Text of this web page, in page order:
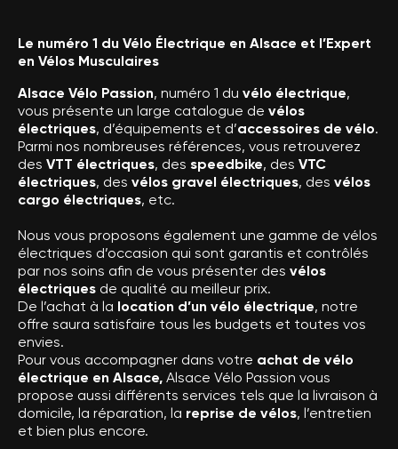
Le numéro 1 du Vélo Électrique en Alsace et l’Expert
en Vélos Musculaires
Alsace Vélo Passion, numéro 1 du vélo électrique,
vous présente un large catalogue de vélos
électriques, d’équipements et d’accessoires de vélo.
Parmi nos nombreuses références, vous retrouverez
des VTT électriques, des speedbike, des VTC
électriques, des vélos gravel électriques, des vélos
cargo électriques, etc.
Nous vous proposons également une gamme de vélos
électriques d’occasion qui sont garantis et contrôlés
par nos soins afin de vous présenter des vélos
électriques de qualité au meilleur prix.
De l’achat à la location d’un vélo électrique, notre
offre saura satisfaire tous les budgets et toutes vos
envies.
Pour vous accompagner dans votre achat de vélo
électrique en Alsace, Alsace Vélo Passion vous
propose aussi différents services tels que la livraison à
domicile, la réparation, la reprise de vélos, l’entretien
et bien plus encore.